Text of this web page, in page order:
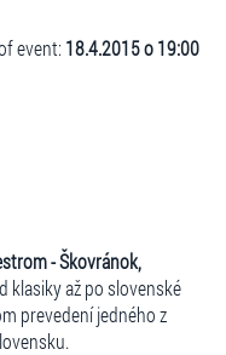
event: 18.4.2015 o 19:00
- Škovránok,
klasiky až po slovenské
prevedení jedného z